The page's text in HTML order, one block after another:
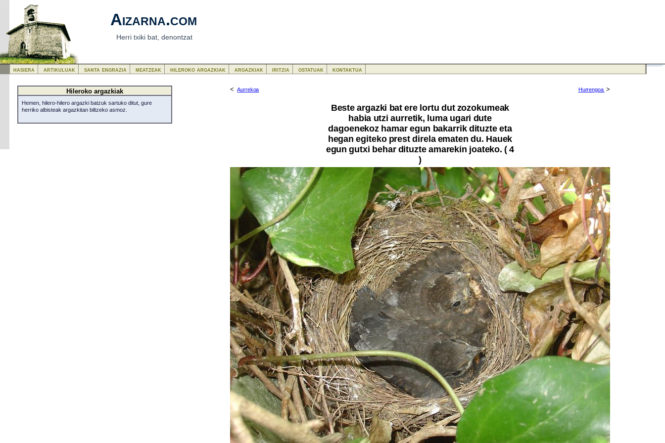
Aizarna.com
Herri txiki bat, denontzat
<Aurrekoa
Beste argazki bat ere lortu dut zozokumeak
habia utzi aurretik, luma ugari dute
dagoenekoz hamar egun bakarrik dituzte eta
hegan egiteko prest direla ematen du. Hauek
egun gutxi behar dituzte amarekin joateko. ( 4
)
Hurrengoa >
Hileroko argazkiak
Hemen, hilero-hilero argazki batzuk sartuko ditut, gure
herriko albisteak argazkitan biltzeko asmoz.
hasiera artikuluak santa engrazia meatzeak hileroko argazkiak argazkiak iritzia ostatuak kontaktua